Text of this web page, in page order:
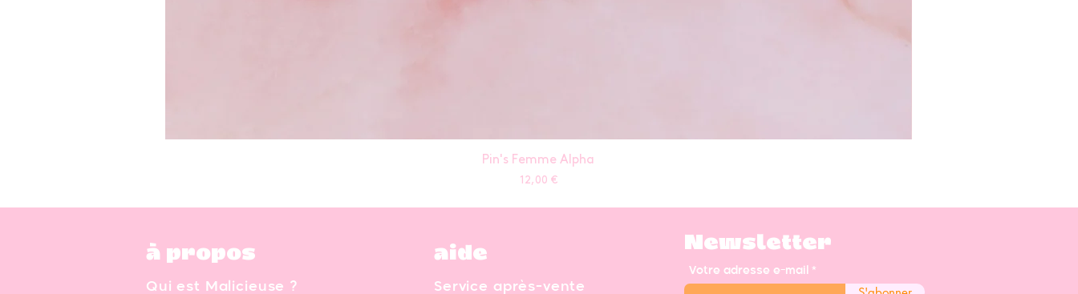
Pin's Femme Alpha
Prix
12,00 €
à propos
Qui est Malicieuse ?
aide
Service après-vente
Newsletter
Votre adresse e-mail